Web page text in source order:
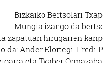
Bizkaiko Bertsolari
Mungia izango da
zapatuan hirugarren
da: Ander Elortegi. Fredi
eta Txaber